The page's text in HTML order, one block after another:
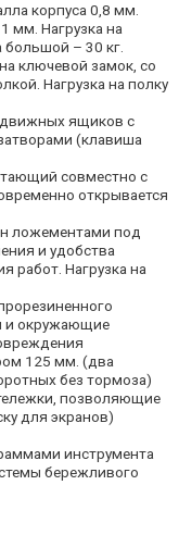
корпуса 0,8 мм.
мм. Нагрузка на
большой – 30 кг.
ключевой замок, со
Нагрузка на полку
ящиков с
(клавиша
совместно с
открывается
ложементами под
и удобства
работ. Нагрузка на
и окружающие
125 мм. (два
без тормоза)
позволяющие
для экранов)
инструмента
бережливого